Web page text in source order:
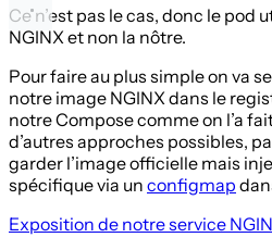
Ce n’est pas le cas, donc le pod
NGINX et non la nôtre.
Pour faire au plus simple on va
notre image NGINX dans le
notre Compose comme on l’a
d’autres approches possibles,
garder l’image officielle mais
spécifique via un configmap
Exposition de notre service